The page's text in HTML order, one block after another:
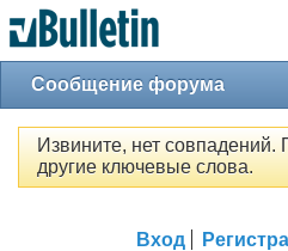
Сообщение форума
Извините, нет совпадений.
другие ключевые слова.
Вход